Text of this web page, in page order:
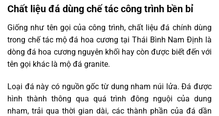
Chất liệu đá dùng chế tác công trình bền bỉ
Giống như tên gọi của công trình, chất liệu đá chính dùng
trong chế tác mộ đá hoa cương tại Thái Bình Nam Định là
dòng đá hoa cương nguyên khối hay còn được biết đến với
tên gọi khác là mộ đá granite.
Loại đá này có nguồn gốc từ dung nham núi lửa. Đá được
hình thành thông qua quá trình đông nguội của dung
nham, trải qua thời gian dài, các thành phần của đá dần